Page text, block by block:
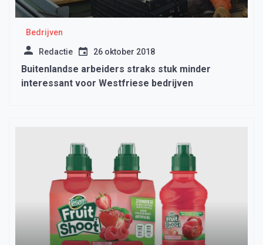
Bedrijven
Redactie 26 oktober 2018
Buitenlandse arbeiders straks stuk minder
interessant voor Westfriese bedrijven